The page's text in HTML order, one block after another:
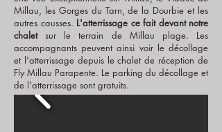
Millau, les Gorges du Tarn, de la Dourbie et les
autres causses. L'atterrissage ce fait devant notre
chaletsur le terrain de Millau plage. Les
accompagnants peuvent ainsi voir le décollage
et l'atterrissage depuis le chalet de réception de
Fly Millau Parapente. Le parking du décollage et
de l'atterrissage sont gratuits.